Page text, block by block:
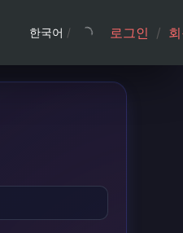
한국어 / 로그인 /